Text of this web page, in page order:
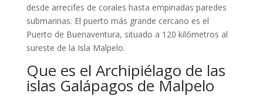
desde arrecifes de corales hasta empinadas paredes
submarinas. El puerto más grande cercano es el
Puerto de Buenaventura, situado a 120 kilómetros al
sureste de la Isla Malpelo.
Que es el Archipiélago de las
islas Galápagos de Malpelo